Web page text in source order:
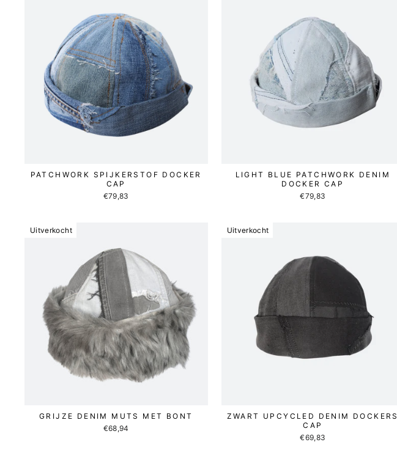
PATCHWORK SPIJKERSTOF DOCKER
CAP
€79,83
LIGHT BLUE PATCHWORK DENIM
DOCKER CAP
€79,83
Uitverkocht
GRIJZE DENIM MUTS MET BONT
€68,94
Uitverkocht
ZWART UPCYCLED DENIM DOCKERS
CAP
€69,83